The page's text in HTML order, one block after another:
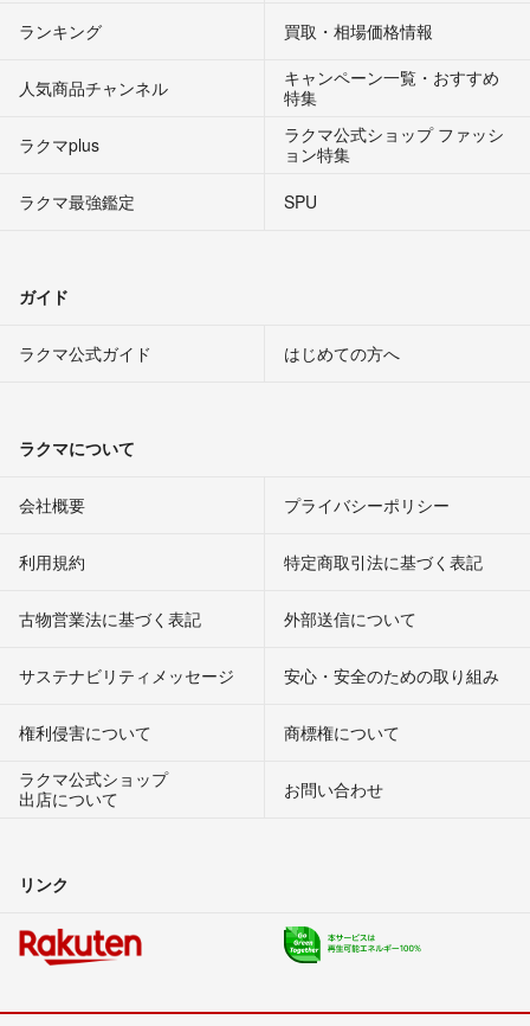
ランキング 買取・相場価格情報
人気商品チャンネル
キャンペーン一覧・おすすめ
特集
ラクマplus
ラクマ公式ショップ ファッシ
ョン特集
ラクマ最強鑑定
SPU
ガイド
ラクマ公式ガイド はじめての方へ
ラクマについて
会社概要 プライバシーポリシー
利用規約 特定商取引法に基づく表記
古物営業法に基づく表記 外部送信について
サステナビリティメッセージ 安心・安全のための取り組み
権利侵害について
商標権について
ラクマ公式ショップ
出店について
お問い合わせ
リンク